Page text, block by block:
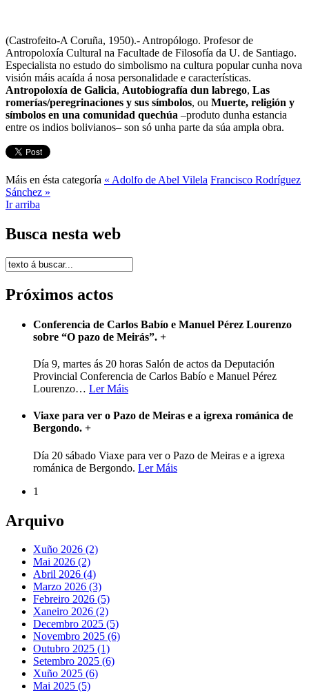
(Castrofeito-A Coruña, 1950).- Antropólogo. Profesor de
Antropoloxía Cultural na Facultade de Filosofía da U. de Santiago.
Especialista no estudo do simbolismo na cultura popular cunha nova
visión máis acaída á nosa personalidade e características.
Antropoloxía de Galicia, Autobiografía dun labrego, Las
romerías/peregrinaciones y sus símbolos, ou Muerte, religión y
símbolos en una comunidad quechúa –produto dunha estancia
entre os indios bolivianos– son só unha parte da súa ampla obra.
Máis en ésta categoría « Adolfo de Abel Vilela Francisco Rodríguez
Sánchez »
Ir arriba
Busca nesta web
Próximos actos
Conferencia de Carlos Babío e Manuel Pérez Lourenzo
sobre “O pazo de Meirás”. +
Día 9, martes ás 20 horas Salón de actos da Deputación
Provincial Conferencia de Carlos Babío e Manuel Pérez
Lourenzo… Ler Máis
Viaxe para ver o Pazo de Meiras e a igrexa románica de
Bergondo. +
Día 20 sábado Viaxe para ver o Pazo de Meiras e a igrexa
románica de Bergondo. Ler Máis
1
Arquivo
Xuño 2026 (2)
Mai 2026 (2)
Abril 2026 (4)
Marzo 2026 (3)
Febreiro 2026 (5)
Xaneiro 2026 (2)
Decembro 2025 (5)
Novembro 2025 (6)
Outubro 2025 (1)
Setembro 2025 (6)
Xuño 2025 (6)
Mai 2025 (5)